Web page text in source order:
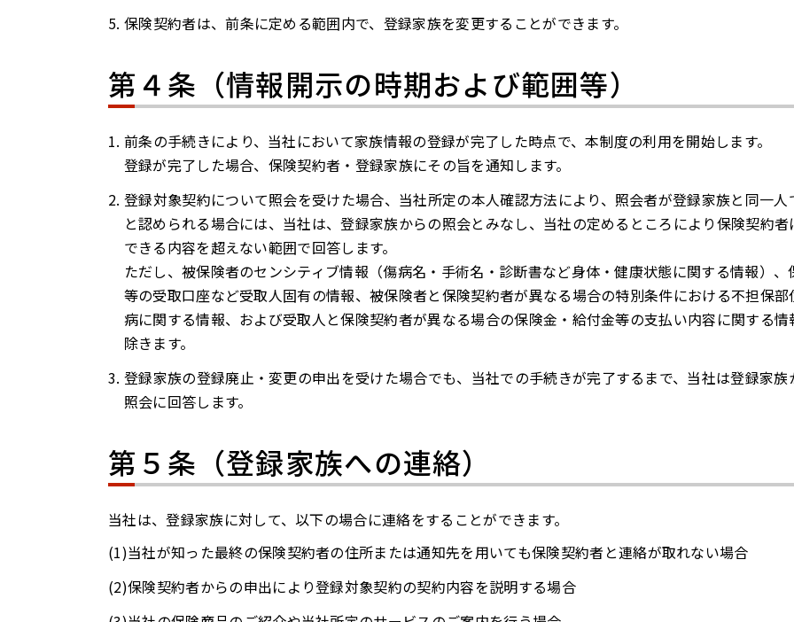
保険契約者は、前条に定める範囲内で、登録家族を変更することができます。
第４条（情報開示の時期および範囲等）
前条の手続きにより、当社において家族情報の登録が完了した時点で、本制度の利用を開始します。
登録が完了した場合、保険契約者・登録家族にその旨を通知します。
登録対象契約について照会を受けた場合、当社所定の本人確認方法により、照会者が登録家族と同一人
と認められる場合には、当社は、登録家族からの照会とみなし、当社の定めるところにより保険契約者
できる内容を超えない範囲で回答します。
ただし、被保険者のセンシティブ情報（傷病名・手術名・診断書など身体・健康状態に関する情報）、
等の受取口座など受取人固有の情報、被保険者と保険契約者が異なる場合の特別条件における不担保部
病に関する情報、および受取人と保険契約者が異なる場合の保険金・給付金等の支払い内容に関する情
除きます。
登録家族の登録廃止・変更の申出を受けた場合でも、当社での手続きが完了するまで、当社は登録家族
照会に回答します。
第５条（登録家族への連絡）
当社は、登録家族に対して、以下の場合に連絡をすることができます。
当社が知った最終の保険契約者の住所または通知先を用いても保険契約者と連絡が取れない場合
保険契約者からの申出により登録対象契約の契約内容を説明する場合